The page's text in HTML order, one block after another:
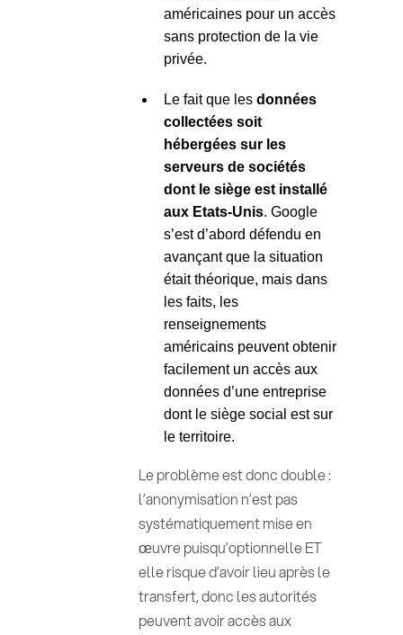
américaines pour un accès
sans protection de la vie
privée.
Le fait que les données
collectées soit
hébergées sur les
serveurs de sociétés
dont le siège est installé
aux Etats-Unis. Google
s’est d’abord défendu en
avançant que la situation
était théorique, mais dans
les faits, les
renseignements
américains peuvent obtenir
facilement un accès aux
données d’une entreprise
dont le siège social est sur
le territoire.
Le problème est donc double :
l’anonymisation n’est pas
systématiquement mise en
œuvre puisqu’optionnelle ET
elle risque d’avoir lieu après le
transfert, donc les autorités
peuvent avoir accès aux